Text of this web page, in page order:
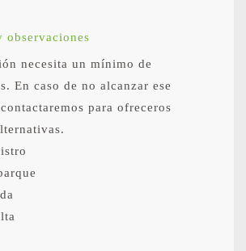
observaciones
necesita un mínimo de
En caso de no alcanzar ese
para ofreceros